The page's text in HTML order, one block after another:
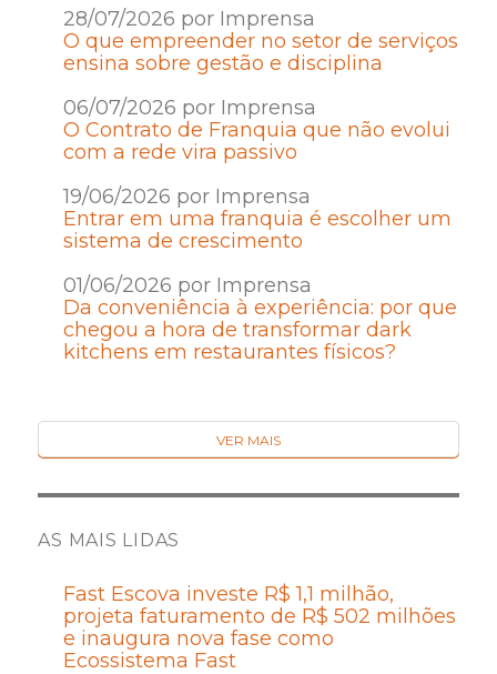
28/07/2026 por Imprensa
O que empreender no setor de serviços
ensina sobre gestão e disciplina
06/07/2026 por Imprensa
O Contrato de Franquia que não evolui
com a rede vira passivo
19/06/2026 por Imprensa
Entrar em uma franquia é escolher um
sistema de crescimento
01/06/2026 por Imprensa
Da conveniência à experiência: por que
chegou a hora de transformar dark
kitchens em restaurantes físicos?
VER MAIS
AS MAIS LIDAS
Fast Escova investe R$ 1,1 milhão,
projeta faturamento de R$ 502 milhões
e inaugura nova fase como
Ecossistema Fast